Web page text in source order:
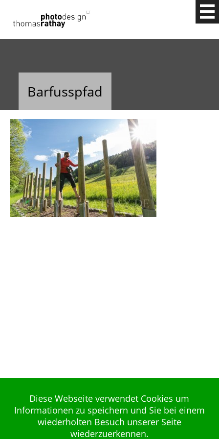
MEDIEN. OUTDOOR, BUSINESS,
FIRMENPORTRAITS, EVENTFOTOGRAFIE UND
FOTOKURSE
Barfusspfad
Diese Webseite verwendet Cookies um
Informationen zu speichern und Sie bei einem
wiederholten Besuch unserer Seite
wiederzuerkennen.